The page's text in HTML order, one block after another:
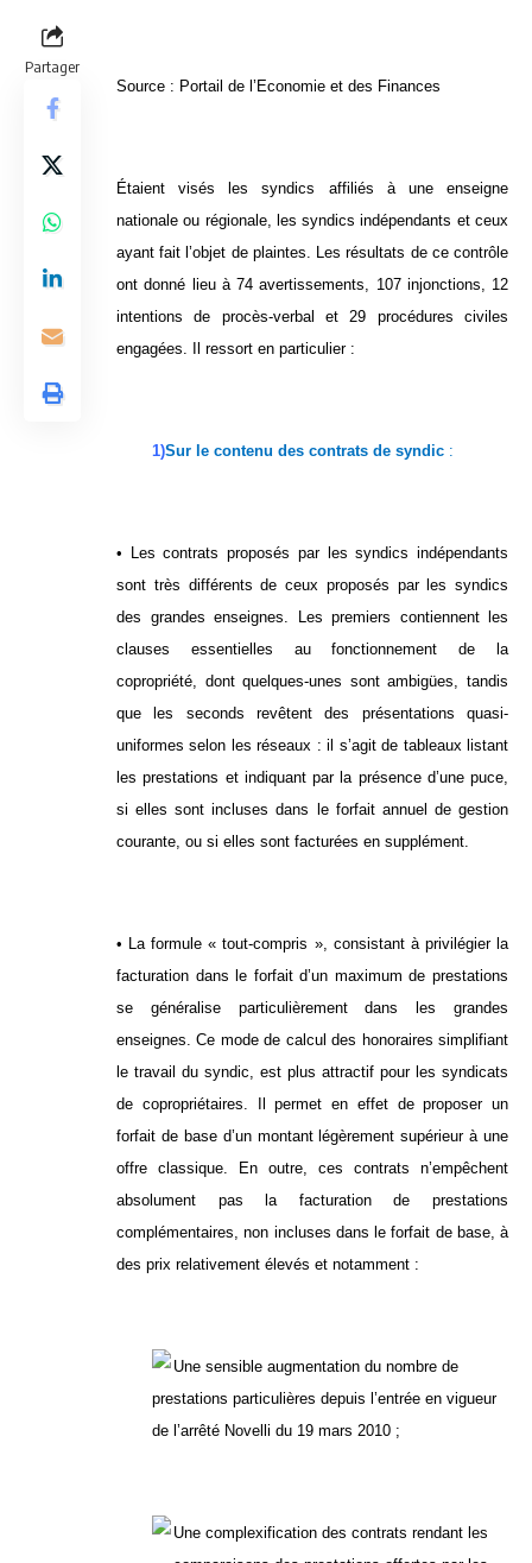
Partager
Source : Portail de l’Economie et des Finances
Étaient visés les syndics affiliés à une enseigne
nationale ou régionale, les syndics indépendants et ceux
ayant fait l’objet de plaintes. Les résultats de ce contrôle
ont donné lieu à 74 avertissements, 107 injonctions, 12
intentions de procès-verbal et 29 procédures civiles
engagées. Il ressort en particulier :
1)Sur le contenu des contrats de syndic :
• Les contrats proposés par les syndics indépendants
sont très différents de ceux proposés par les syndics
des grandes enseignes. Les premiers contiennent les
clauses essentielles au fonctionnement de la
copropriété, dont quelques-unes sont ambigües, tandis
que les seconds revêtent des présentations quasi-
uniformes selon les réseaux : il s’agit de tableaux listant
les prestations et indiquant par la présence d’une puce,
si elles sont incluses dans le forfait annuel de gestion
courante, ou si elles sont facturées en supplément.
• La formule « tout-compris », consistant à privilégier la
facturation dans le forfait d’un maximum de prestations
se généralise particulièrement dans les grandes
enseignes. Ce mode de calcul des honoraires simplifiant
le travail du syndic, est plus attractif pour les syndicats
de copropriétaires. Il permet en effet de proposer un
forfait de base d’un montant légèrement supérieur à une
offre classique. En outre, ces contrats n’empêchent
absolument pas la facturation de prestations
complémentaires, non incluses dans le forfait de base, à
des prix relativement élevés et notamment :
Une sensible augmentation du nombre de
prestations particulières depuis l’entrée en vigueur
de l’arrêté Novelli du 19 mars 2010 ;
Une complexification des contrats rendant les